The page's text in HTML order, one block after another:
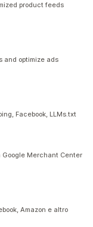
product feeds
and optimize ads
Facebook, LLMs.txt
Google Merchant Center
Amazon e altro